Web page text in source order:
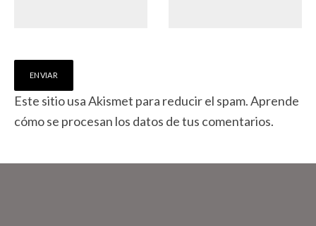
Este sitio usa Akismet para reducir el spam.Aprende
cómo se procesan los datos de tus comentarios.